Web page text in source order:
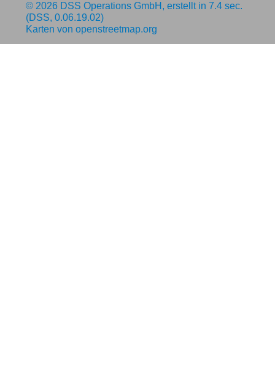
© 2026 DSS Operations GmbH , erstellt in 7.4 sec.
(DSS, 0.06.19.02)
Karten von openstreetmap.org